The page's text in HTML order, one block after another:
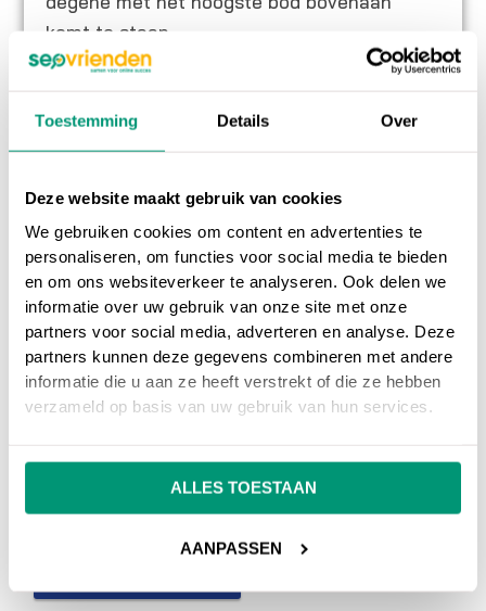
Toestemming Details Over
Deze website maakt gebruik van cookies
We gebruiken cookies om content en advertenties te
personaliseren, om functies voor social media te bieden
en om ons websiteverkeer te analyseren. Ook delen we
informatie over uw gebruik van onze site met onze
partners voor social media, adverteren en analyse. Deze
partners kunnen deze gegevens combineren met andere
informatie die u aan ze heeft verstrekt of die ze hebben
verzameld op basis van uw gebruik van hun services.
ALLES TOESTAAN
AANPASSEN
Op onsonline marketing blog
interessante artikelen over online marketing, of
ga terug naar ons
online marketing
woordenboek.
Heb je nog vragen overCost-per-click (cpc)
neem dan gerust contact met ons op.
Wil je meer weten over online marketing om je
adviseren en helpen je graag bij SEO
zoekmachine optimalisatie en SEA
komt te staan.